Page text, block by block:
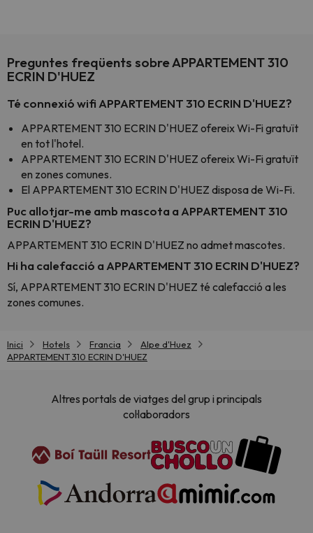
Preguntes freqüents sobre APPARTEMENT 310
ECRIN D'HUEZ
Té connexió wifi APPARTEMENT 310 ECRIN D'HUEZ?
APPARTEMENT 310 ECRIN D'HUEZ ofereix Wi-Fi gratuït
en tot l'hotel.
APPARTEMENT 310 ECRIN D'HUEZ ofereix Wi-Fi gratuït
en zones comunes.
El APPARTEMENT 310 ECRIN D'HUEZ disposa de Wi-Fi.
Puc allotjar-me amb mascota a APPARTEMENT 310
ECRIN D'HUEZ?
APPARTEMENT 310 ECRIN D'HUEZ no admet mascotes.
Hi ha calefacció a APPARTEMENT 310 ECRIN D'HUEZ?
Sí, APPARTEMENT 310 ECRIN D'HUEZ té calefacció a les
zones comunes.
Inici Hotels Francia
Alpe d'Huez
APPARTEMENT 310 ECRIN D'HUEZ
Altres portals de viatges del grup i principals
col·laboradors